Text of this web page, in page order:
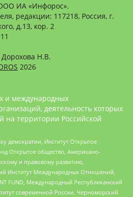
ИА «Инфорос».
редакции: 117218, Россия, г.
д.13, кор. 2
Н.В.
2026
и международных
деятельность которых
на территории Российской
демократии, Институт Открытое
Открытое общество, Американо-
и правовому развитию,
Институт Международных Отношений,
FUND, Международный Республиканский
современной России, Черноморский